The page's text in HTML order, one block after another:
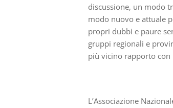
discussione, un modo
modo nuovo e attuale
propri dubbi e paure
gruppi regionali e
più vicino rapporto
L’Associazione